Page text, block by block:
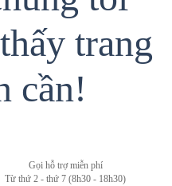
trang
cần!
Gọi hỗ trợ miễn phí
Từ thứ 2 - thứ 7 (8h30 - 18h30)